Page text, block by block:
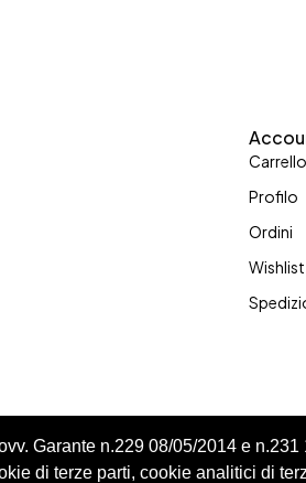
Garante n.229 08/05/2014 e
di terze parti, cookie analitici di
Carrello
Profilo
Ordini
Wishlist